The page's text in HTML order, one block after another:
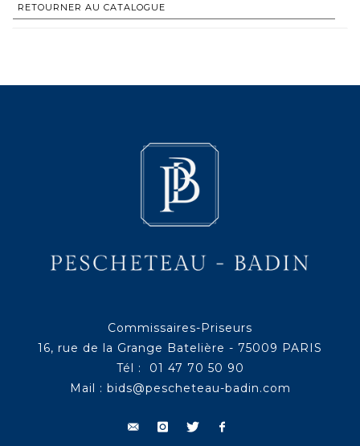
RETOURNER AU CATALOGUE
Commissaires-Priseurs
16, rue de la Grange Batelière - 75009 PARIS
Tél : 01 47 70 50 90
Mail : bids@pescheteau-badin.com